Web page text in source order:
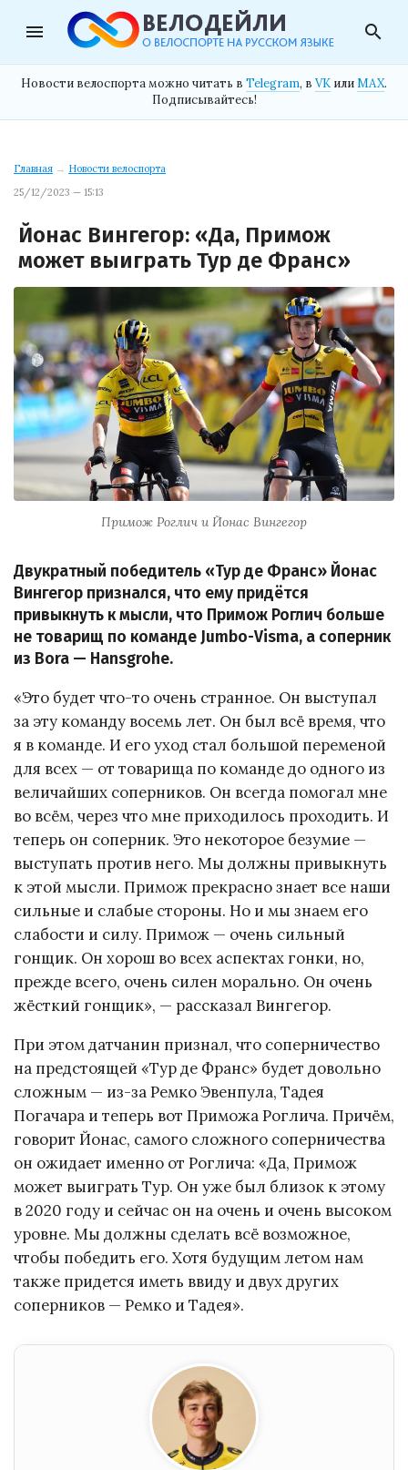
menu search
Новости велоспорта можно читать в Telegram, в VK илиMAX.
Подписывайтесь!
Главная → Новости велоспорта
25/12/2023 — 15:13
Йонас Вингегор: «Да, Примож
может выиграть Тур де Франс»
Примож Роглич и Йонас Вингегор
Двукратный победитель «Тур де Франс» Йонас
Вингегор признался, что ему придётся
привыкнуть к мысли, что Примож Роглич больше
не товарищ по команде Jumbo-Visma, а соперник
из Bora — Hansgrohe.
«Это будет что-то очень странное. Он выступал
за эту команду восемь лет. Он был всё время, что
я в команде. И его уход стал большой переменой
для всех — от товарища по команде до одного из
величайших соперников. Он всегда помогал мне
во всём, через что мне приходилось проходить. И
теперь он соперник. Это некоторое безумие —
выступать против него. Мы должны привыкнуть
к этой мысли. Примож прекрасно знает все наши
сильные и слабые стороны. Но и мы знаем его
слабости и силу. Примож — очень сильный
гонщик. Он хорош во всех аспектах гонки, но,
прежде всего, очень силен морально. Он очень
жёсткий гонщик», — рассказал Вингегор.
При этом датчанин признал, что соперничество
на предстоящей «Тур де Франс» будет довольно
сложным — из-за Ремко Эвенпула, Тадея
Погачара и теперь вот Приможа Роглича. Причём,
говорит Йонас, самого сложного соперничества
он ожидает именно от Роглича: «Да, Примож
может выиграть Тур. Он уже был близок к этому
в 2020 году и сейчас он на очень и очень высоком
уровне. Мы должны сделать всё возможное,
чтобы победить его. Хотя будущим летом нам
также придется иметь ввиду и двух других
соперников — Ремко и Тадея».